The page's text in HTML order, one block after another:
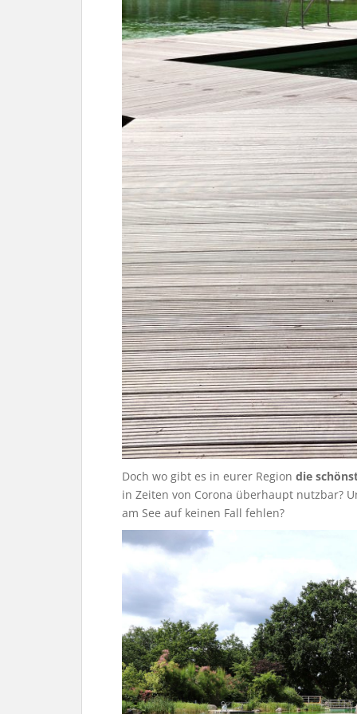
Doch wo gibt es in eurer Region die
in Zeiten von Corona überhaupt nutzbar?
am See auf keinen Fall fehlen?